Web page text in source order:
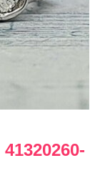
41320260-